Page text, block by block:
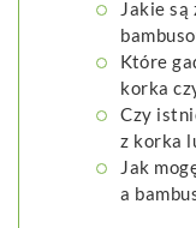
Jakie
Które
korka
Czy
z korka
Jak
a